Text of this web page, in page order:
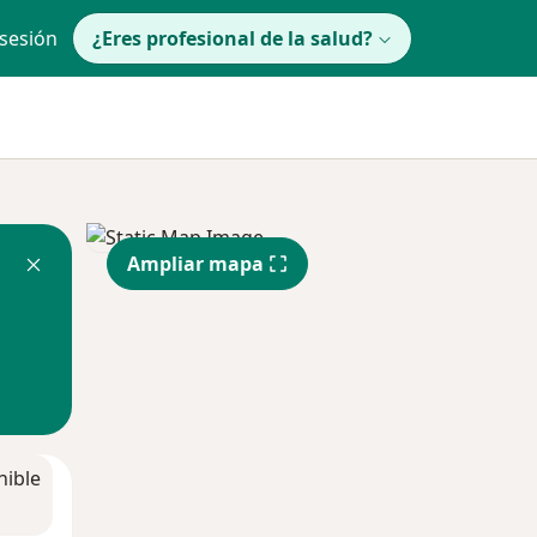
¿Eres profesional de la salud?
Ampliar mapa